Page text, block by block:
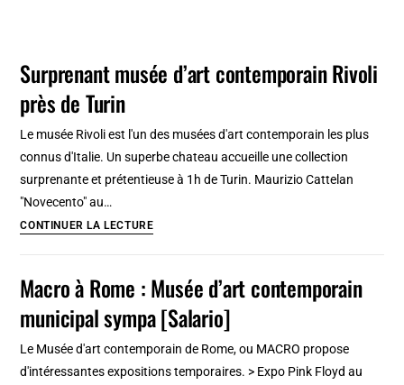
Surprenant musée d’art contemporain Rivoli
près de Turin
Le musée Rivoli est l'un des musées d'art contemporain les plus
connus d'Italie. Un superbe chateau accueille une collection
surprenante et prétentieuse à 1h de Turin. Maurizio Cattelan
"Novecento" au…
CONTINUER LA LECTURESurprenant
contemporain
Rivoli
près
Macro à Rome : Musée d’art contemporain
municipal sympa [Salario]
Le Musée d'art contemporain de Rome, ou MACRO propose
d'intéressantes expositions temporaires. > Expo Pink Floyd au